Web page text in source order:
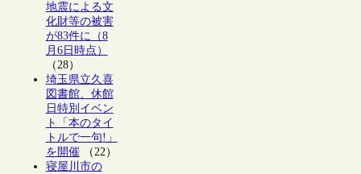
地震による文
化財等の被害
が83件に（8
月6日時点）
（28）
埼玉県立久喜
図書館、休館
日特別イベン
ト「本のタイ
トルで一句!」
を開催（22）
寝屋川市の